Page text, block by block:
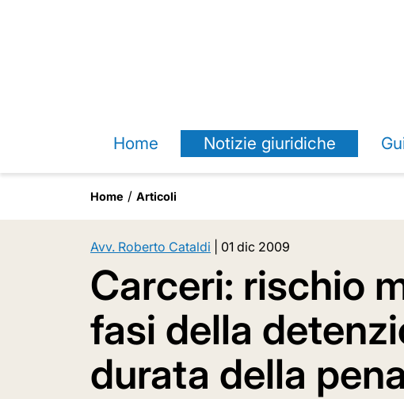
Home Notizie giuridiche
Home Articoli
Avv. Roberto Cataldi 01 dic 2009
Carceri: rischio
fasi della
durata della pena